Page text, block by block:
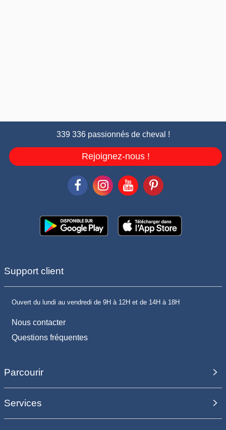
339 336 passionnés de cheval !
Rejoignez-nous !
Support client
Ouvert du lundi au vendredi de 9H à 12H et de 14H à 18H
Nous contacter
Questions fréquentes
Parcourir
Services